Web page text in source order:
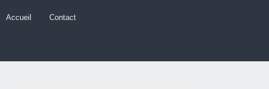
Accueil Contact